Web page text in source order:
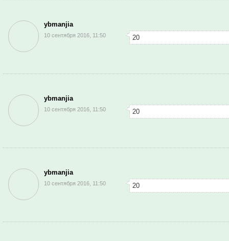
ybmanjia
10 сентября 2016, 11:50 20
ybmanjia
10 сентября 2016, 11:50 20
ybmanjia
10 сентября 2016, 11:50 20